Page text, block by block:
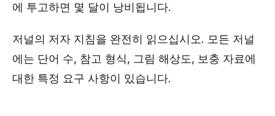
에 투고하면 몇 달이 낭비됩니다.
저널의 저자 지침을 완전히 읽으십시오. 모든 저널
에는 단어 수, 참고 형식, 그림 해상도, 보충 자료에
대한 특정 요구 사항이 있습니다.